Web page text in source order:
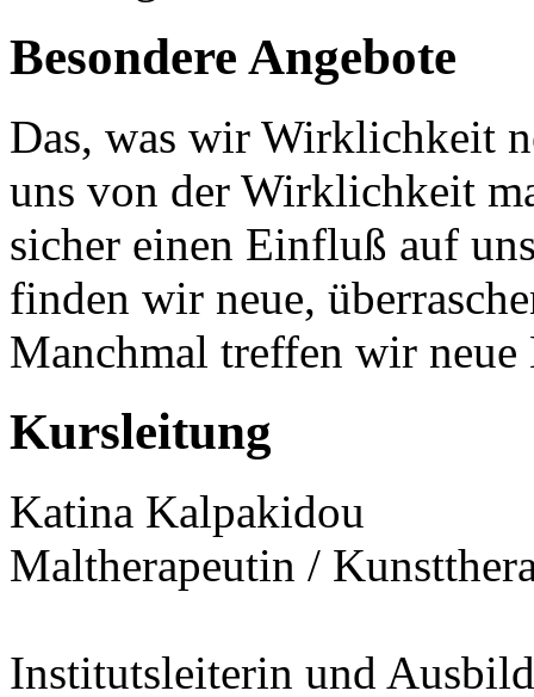
Besondere Angebote
Das, was wir Wirklichkeit
uns von der Wirklichkeit
sicher einen Einfluß auf
finden wir neue,
Manchmal treffen wir
Kursleitung
Katina Kalpakidou
Maltherapeutin /
Institutsleiterin und